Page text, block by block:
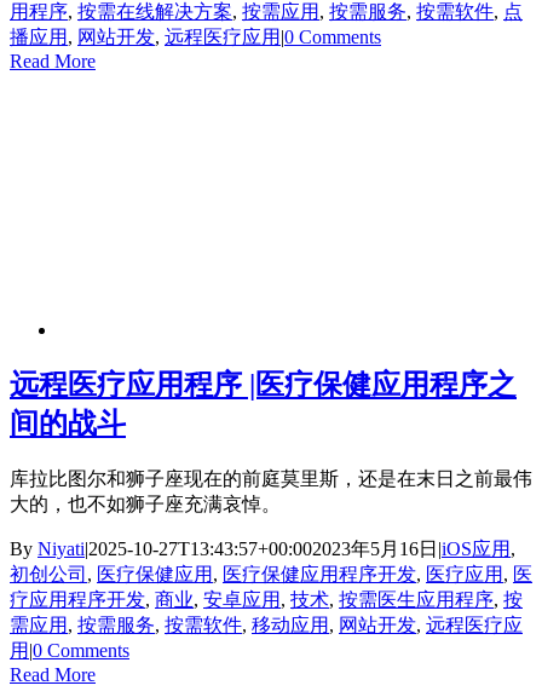
用程序, 按需在线解决方案, 按需应用 , 按需服务, 按需软件, 点
播应用 , 网站开发, 远程医疗应用 |0 Comments
Read More
远程医疗应用程序 |医疗保健应用程序之
间的战斗
库拉比图尔和狮子座现在的前庭莫里斯，还是在末日之前最伟
大的，也不如狮子座充满哀悼。
By Niyati|2025-10-27T13:43:57+00:002023年5月16日 |iOS应用 ,
初创公司 , 医疗保健应用 , 医疗保健应用程序开发, 医疗应用 , 医
疗应用程序开发, 商业, 安卓应用 , 技术, 按需医生应用程序, 按
需应用 , 按需服务, 按需软件, 移动应用 , 网站开发, 远程医疗应
用 |0 Comments
Read More